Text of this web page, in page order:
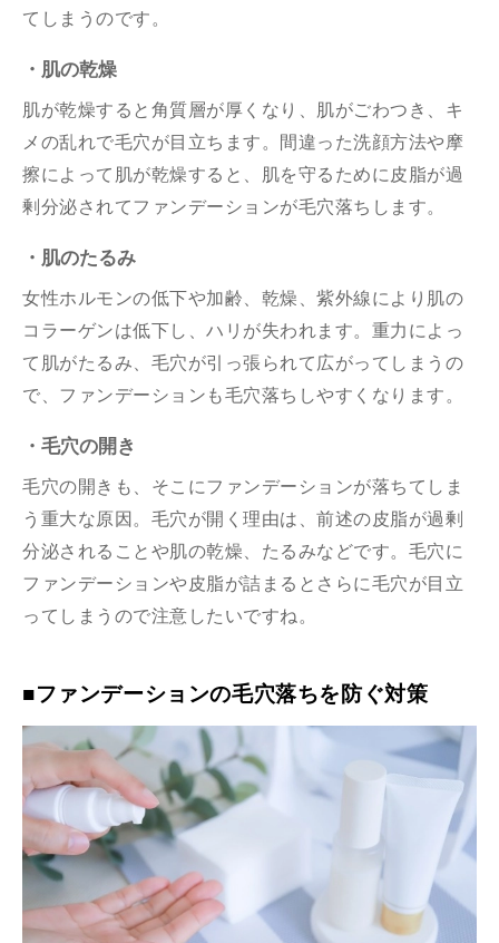
てしまうのです。
・肌の乾燥
肌が乾燥すると角質層が厚くなり、肌がごわつき、キ
メの乱れで毛穴が目立ちます。間違った洗顔方法や摩
擦によって肌が乾燥すると、肌を守るために皮脂が過
剰分泌されてファンデーションが毛穴落ちします。
・肌のたるみ
女性ホルモンの低下や加齢、乾燥、紫外線により肌の
コラーゲンは低下し、ハリが失われます。重力によっ
て肌がたるみ、毛穴が引っ張られて広がってしまうの
で、ファンデーションも毛穴落ちしやすくなります。
・毛穴の開き
毛穴の開きも、そこにファンデーションが落ちてしま
う重大な原因。毛穴が開く理由は、前述の皮脂が過剰
分泌されることや肌の乾燥、たるみなどです。毛穴に
ファンデーションや皮脂が詰まるとさらに毛穴が目立
ってしまうので注意したいですね。
■ファンデーションの毛穴落ちを防ぐ対策